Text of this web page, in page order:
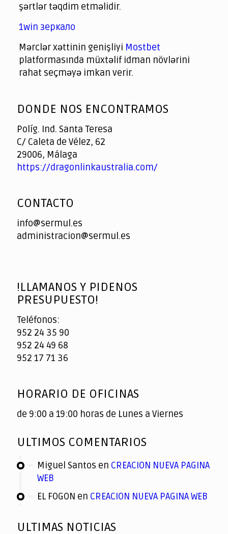
şərtlər təqdim etməlidir.
1win зеркало
Mərclər xəttinin genişliyi Mostbet
platformasında müxtəlif idman növlərini
rahat seçməyə imkan verir.
of
DONDE NOS ENCONTRAMOS
Políg. Ind. Santa Teresa
C/ Caleta de Vélez, 62
29006, Málaga
https://dragonlinkaustralia.com/
CONTACTO
info@sermul.es
administracion@sermul.es
!LLAMANOS Y PIDENOS
PRESUPUESTO!
Teléfonos:
952 24 35 90
952 24 49 68
952 17 71 36
HORARIO DE OFICINAS
de 9:00 a 19:00 horas de Lunes a Viernes
ULTIMOS COMENTARIOS
Miguel Santos en CREACION NUEVA PAGINA
WEB
EL FOGON en CREACION NUEVA PAGINA WEB
ULTIMAS NOTICIAS